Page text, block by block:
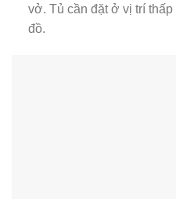
vở. Tủ cần đặt ở vị trí
đồ.